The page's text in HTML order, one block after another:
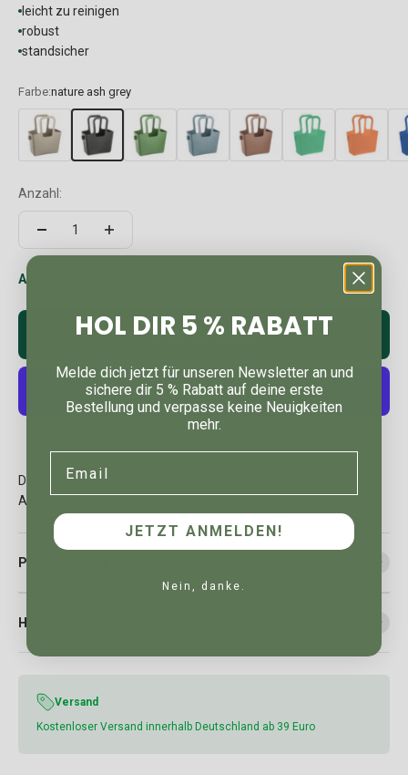
leicht zu reinigen
robust
standsicher
Farbe:nature ash grey
Anzahl:
Auf Lager: In 2-4 Werktagen bei dir
In den Warenkorb
Die Tasche TASCHELINO – Dein perfekter Begleiter für den
Alltag und zuhause!
Produktdetails
Hinweise
Versand
Kostenloser Versand innerhalb Deutschland ab 39 Euro
HOL DIR 5 % RABATT
Melde dich jetzt für unseren Newsletter an und
sichere dir 5 % Rabatt auf deine erste
Bestellung und verpasse keine Neuigkeiten
mehr.
JETZT ANMELDEN!
Nein, danke.